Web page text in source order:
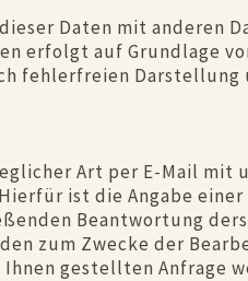
Daten mit anderen
erfolgt auf Grundlage
fehlerfreien Darstellung
Art per E-Mail
ist die Angabe
Beantwortung
zum Zwecke der
gestellten Anfrage